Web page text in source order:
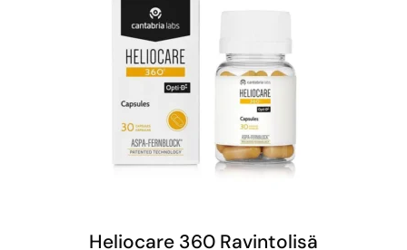
LISÄÄ OSTOSKORIIN
Heliocare 360 Ravintolisä